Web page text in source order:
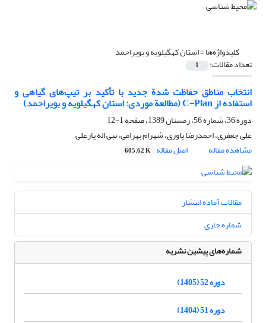
کلیدواژه‌ها =استان کهگیلویه و بویراحمد
تعداد مقالات: 1
انتخاب مناطق حفاظت شدة جدید با تأکید بر تیپ‌های گیاهی و
استفاده از C-Plan (مطالعة موردی: استان کهگیلویه و بویراحمد)
دوره 36، شماره 56، زمستان 1389، صفحه
1-12
علی جعفری، احمدرضا یاوری، شهرام بهرامی، نبی اله یارعلی
مشاهده مقاله
اصل مقاله 605.62 K
مقالات آماده انتشار
شماره جاری
شماره‌های پیشین نشریه
دوره 52 (1405)
دوره 51 (1404)